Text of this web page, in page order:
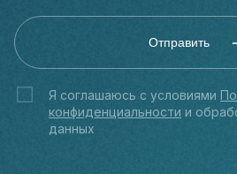
Отправить
Я соглашаюсь с условиями
конфиденциальности и
данных